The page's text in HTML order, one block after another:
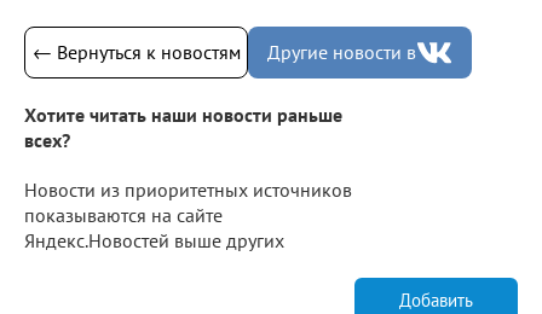
← Вернуться к новостям Другие новости в
Хотите читать наши новости раньше
всех?
Новости из приоритетных источников
показываются на сайте
Яндекс.Новостей выше других
Добавить